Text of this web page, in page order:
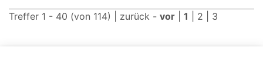
Dragons
Treffer 1 - 40 (von 114) | zurück - vor 1 2 3